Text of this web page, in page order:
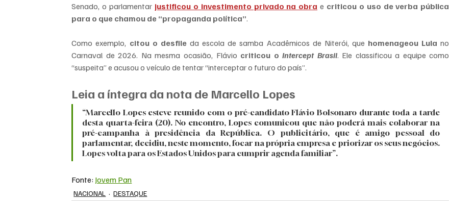
Senado, o parlamentar justificou o investimento privado na obra e criticou o uso de verba pública
para o que chamou de “propaganda política”.
Como exemplo, citou o desfile da escola de samba Acadêmicos de Niterói, que homenageou Lula no
Carnaval de 2026. Na mesma ocasião, Flávio criticou o Intercept Brasil. Ele classificou a equipe como
“suspeita” e acusou o veículo de tentar “interceptar o futuro do país”.
Leia a íntegra da nota de Marcello Lopes
“Marcello Lopes esteve reunido com o pré-candidato Flávio Bolsonaro durante toda a tarde
desta quarta-feira (20). No encontro, Lopes comunicou que não poderá mais colaborar na
pré-campanha à presidência da República. O publicitário, que é amigo pessoal do
parlamentar, decidiu, neste momento, focar na própria empresa e priorizar os seus negócios.
Lopes volta para os Estados Unidos para cumprir agenda familiar”.
Fonte: Jovem Pan
NACIONAL DESTAQUE